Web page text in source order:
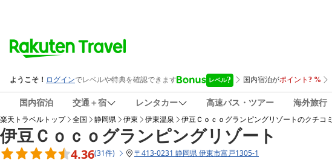
国内宿泊 交通＋宿 レンタカー 高速バス・ツアー 海外旅行
楽天トラベルトップ 全国 静岡県 伊東 伊東温泉 伊豆Ｃｏｃｏグランピングリゾートのクチコミ
伊豆Ｃｏｃｏグランピングリゾート
4.36(31件) 〒413-0231 静岡県 伊東市富戸1305-1